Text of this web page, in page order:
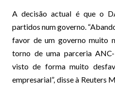
A decisão actual é que o
partidos num governo.
favor de um governo muito
torno de uma parceria
visto de forma muito
empresarial”, disse à Reuters